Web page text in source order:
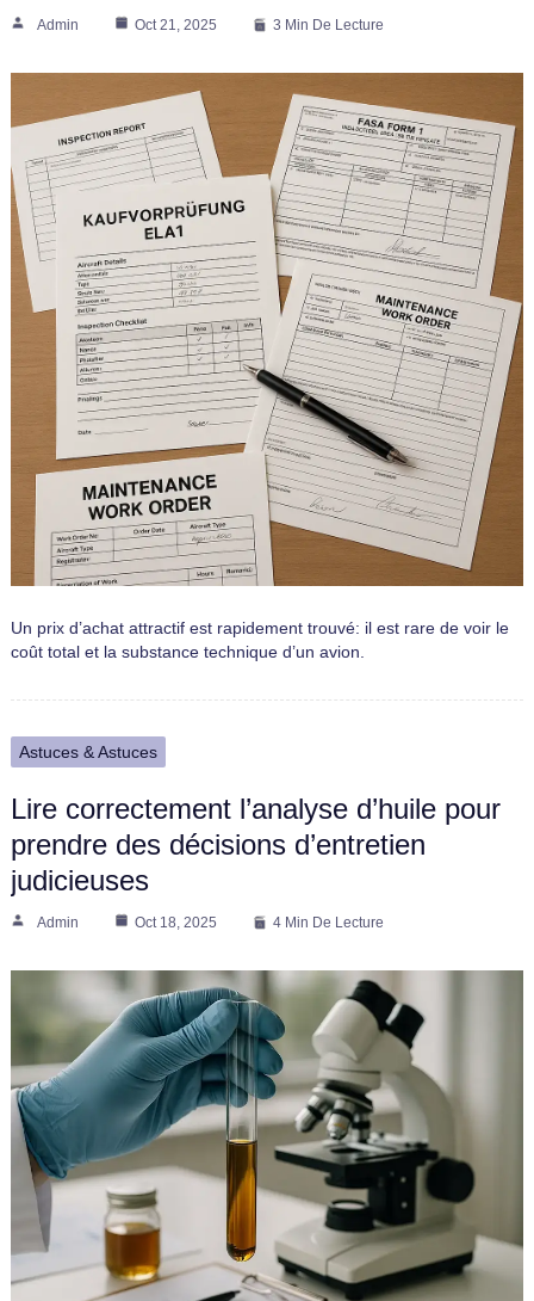
Admin Oct 21, 2025 3 Min De Lecture
Un prix d’achat attractif est rapidement trouvé: il est rare de voir le
coût total et la substance technique d’un avion.
Astuces & Astuces
Lire correctement l’analyse d’huile pour
prendre des décisions d’entretien
judicieuses
Admin Oct 18, 2025 4 Min De Lecture